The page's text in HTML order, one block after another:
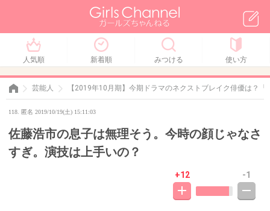
人気順 新着順 みつける 使い方
芸能人 【2019年10月期】今期ドラマのネクストブレイク俳優は？
118. 匿名 2019/10/19(土) 15:11:03
佐藤浩市の息子は無理そう。今時の顔じゃなさ
すぎ。演技は上手いの？
+12 -1